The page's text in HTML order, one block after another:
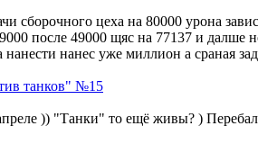
сборочного цеха на 80000 урона
после 49000 щяс на 77137 и
нанес уже миллион а сраная
танков" №15
)) "Танки" то ещё живы? )